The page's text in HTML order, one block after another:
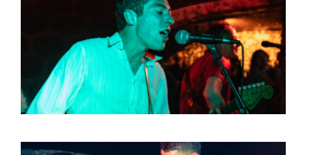
ARSEN TSKHAY
ERYN BOSMA
ESTHER
ELINE KAMMINGA
KAREN SAAMAN
ARNOUD HEIKENS